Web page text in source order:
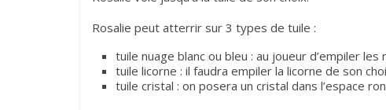
Rosalie peut atterrir sur 3 types de tuile :
tuile nuage blanc ou bleu : au joueur d’empiler
tuile licorne : il faudra empiler la licorne de son
tuile cristal : on posera un cristal dans l’espace